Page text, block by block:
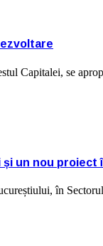
Capitalei, se
un nou
în